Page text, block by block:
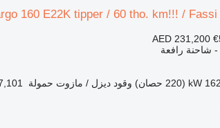
160 E22K tipper / 60 tho. km!!! /
AED 231,200
- شاحنة رافعة
162 kW (220 حصان) وقود ديزل / مازوت حمولة 7,101